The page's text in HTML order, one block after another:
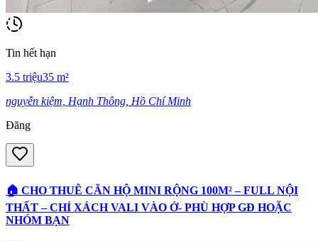
Tin hết hạn
3.5 triệu35 m²
nguyễn kiệm, Hạnh Thông, Hồ Chí Minh
Đăng
🏠 CHO THUÊ CĂN HỘ MINI RỘNG 100M² – FULL NỘI
THẤT – CHỈ XÁCH VALI VÀO Ở- PHÙ HỢP GĐ HOẶC
NHÓM BẠN